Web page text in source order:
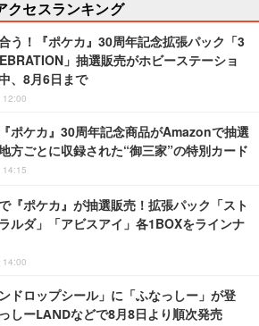
クセスランキング
う！『ポケカ』30周年記念拡張パック「3
」抽選販売がホビーステーショ
、8月6日まで
12:00
ポケカ』30周年記念商品がAmazonで抽選
方ごとに収録された“御三家”の特別カード
14:15
『ポケカ』が抽選販売！拡張パック「スト
ルダ」「アビスアイ」各1BOXをラインナ
14:00
ンドロップシール」に「ふなっしー」が登
しーLANDなどで8月8日より順次発売